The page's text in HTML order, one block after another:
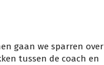
gaan we sparren over
tussen de coach en